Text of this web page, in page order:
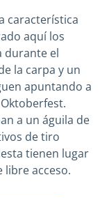
característica
aquí los
durante el
la carpa y un
apuntando a
a un águila de
de tiro
tienen lugar
libre acceso.